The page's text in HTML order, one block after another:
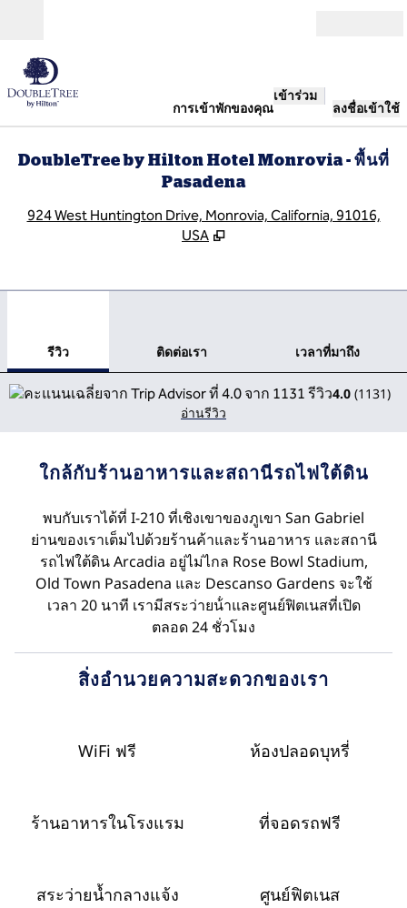
การเข้าพักของคุณ
เข้าร่วม
ลงชื่อเข้าใช้
DoubleTree by Hilton Hotel Monrovia - พื้นที่
Pasadena
924 West Huntington Drive, Monrovia, California, 91016,
USA
รีวิว ติดต่อเรา เวลาที่มาถึง
4.0 (1131)
อ่านรีวิว
ใกล้กับร้านอาหารและสถานีรถไฟใต้ดิน
พบกับเราได้ที่ I-210 ที่เชิงเขาของภูเขา San Gabriel
ย่านของเราเต็มไปด้วยร้านค้าและร้านอาหาร และสถานี
รถไฟใต้ดิน Arcadia อยู่ไม่ไกล Rose Bowl Stadium,
Old Town Pasadena และ Descanso Gardens จะใช้
เวลา 20 นาที เรามีสระว่ายน้ําและศูนย์ฟิตเนสที่เปิด
ตลอด 24 ชั่วโมง
สิ่งอํานวยความสะดวกของเรา
WiFi ฟรี ห้องปลอดบุหรี่
ร้านอาหารในโรงแรม ที่จอดรถฟรี
สระว่ายน้ำกลางแจ้ง ศูนย์ฟิตเนส